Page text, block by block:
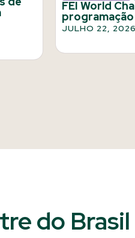
FEI World
JULHO 22, 2026
do Brasil​